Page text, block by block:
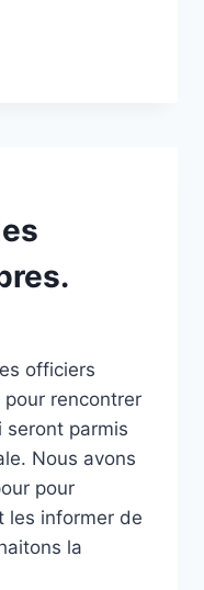
officiers
rencontrer
seront parmis
Nous avons
pour
les informer de
la